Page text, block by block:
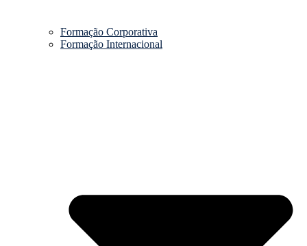
Formação Corporativa
Formação Internacional